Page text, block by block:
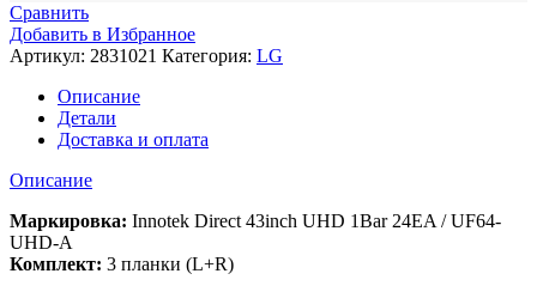
Сравнить
Добавить в Избранное
Артикул: 2831021 Категория: LG
Описание
Детали
Доставка и оплата
Описание
Маркировка: Innotek Direct 43inch UHD 1Bar 24EA / UF64-
UHD-A
Комплект: 3 планки (L+R)